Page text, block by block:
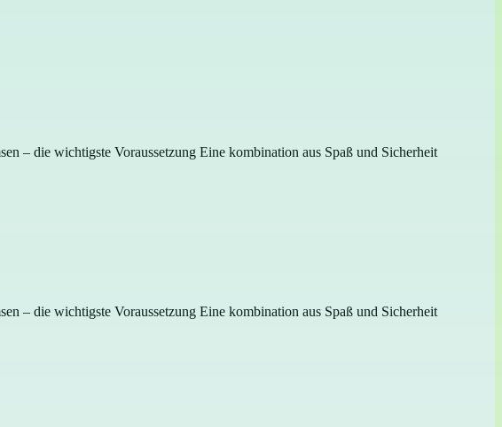
– die wichtigste Voraussetzung Eine kombination aus Spaß und Sicherheit
– die wichtigste Voraussetzung Eine kombination aus Spaß und Sicherheit